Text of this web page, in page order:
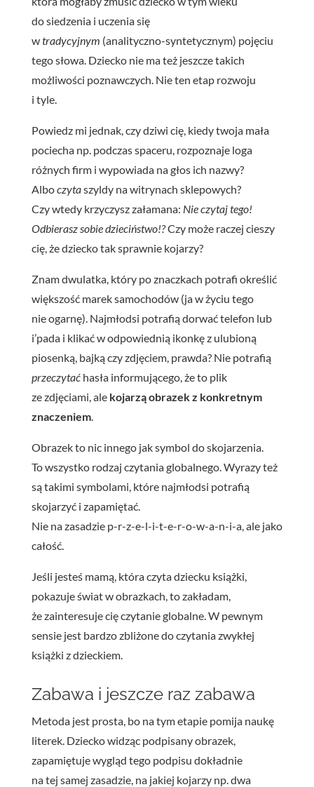
do siedzenia i uczenia się
wtradycyjnym (analityczno-syntetycznym) pojęciu
tego słowa. Dziecko nie ma też jeszcze takich
możliwości poznawczych. Nie ten etap rozwoju
i tyle.
Powiedz mi jednak, czy dziwi cię, kiedy twoja mała
pociecha np. podczas spaceru, rozpoznaje loga
różnych firm i wypowiada na głos ich nazwy?
Alboczytaszyldy na witrynach sklepowych?
Czy wtedy krzyczysz załamana: Nie czytaj tego!
Odbierasz sobie dzieciństwo!?Czy może raczej cieszy
cię, że dziecko tak sprawnie kojarzy?
Znam dwulatka, który po znaczkach potrafi określić
większość marek samochodów (ja w życiu tego
nie ogarnę). Najmłodsi potrafią dorwać telefon lub
i’pada i klikać w odpowiednią ikonkę z ulubioną
piosenką, bajką czy zdjęciem, prawda? Nie potrafią
przeczytać hasła informującego, że to plik
ze zdjęciami, ale kojarzą obrazek z konkretnym
znaczeniem.
Obrazek to nic innego jak symbol do skojarzenia.
To wszystko rodzaj czytania globalnego. Wyrazy też
są takimi symbolami, które najmłodsi potrafią
skojarzyć i zapamiętać.
Nie na zasadzie p-r-z-e-l-i-t-e-r-o-w-a-n-i-a, ale jako
całość.
Jeśli jesteś mamą, która czyta dziecku książki,
pokazuje świat w obrazkach, to zakładam,
że zainteresuje cię czytanie globalne. W pewnym
sensie jest bardzo zbliżone do czytania zwykłej
książki z dzieckiem.
Zabawa i jeszcze raz zabawa
Metoda jest prosta, bo na tym etapie pomija naukę
literek. Dziecko widząc podpisany obrazek,
zapamiętuje wygląd tego podpisu dokładnie
na tej samej zasadzie, na jakiej kojarzy np. dwa